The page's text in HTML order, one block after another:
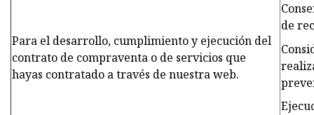
Para el desarrollo, cumplimiento y ejecución del
contrato de compraventa o de servicios que
hayas contratado a través de nuestra web.
de